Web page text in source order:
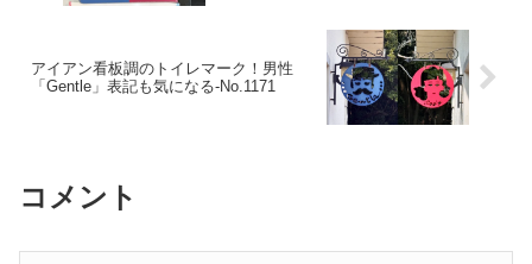
アイアン看板調のトイレマーク！男性
「Gentle」表記も気になる-No.1171
コメント